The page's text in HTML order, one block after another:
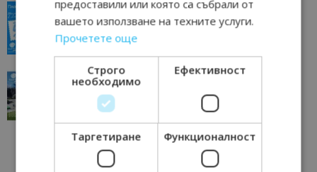
“Пощенска картичка от…”: Пловдив, градът на
всички времена
Пловдив 23/06/2026 10:00
“Пощенска картичка от…”: Перник – град на
традициите, културата и вдъхновяващите...
Перник
предоставили или която са събрали от
вашето използване на техните услуги.
Прочетете още
Строго
необходимо
Ефективност
Таргетиране Функционалност